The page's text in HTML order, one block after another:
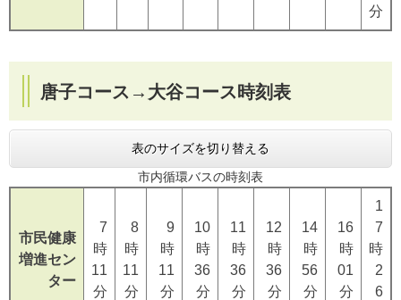
分
唐子コース→大谷コース時刻表
表のサイズを切り替える
市内循環バスの時刻表
市民健康
増進セン
ター
7
時
11
分
8
時
11
分
9
時
11
分
10
時
36
分
11
時
36
分
12
時
36
分
14
時
56
分
16
時
01
分
1
7
時
2
6